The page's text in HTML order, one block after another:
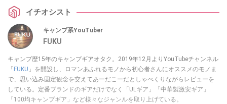
イチオシスト
キャンプ系YouTuber
FUKU
キャンプ歴15年のキャンプギアオタク。2019年12月よりYouTubeチャンネル
「 FUKU 」を開設し、ロマンあふれるモノから初心者さんにオススメのモノま
で、思い込み固定観念を交えてあーだこーだとしゃべくりながらレビューを
している。定番ブランドのギアだけでなく「ULギア」「中華製激安ギア」
「100均キャンプギア」など様々なジャンルを取り上げている。